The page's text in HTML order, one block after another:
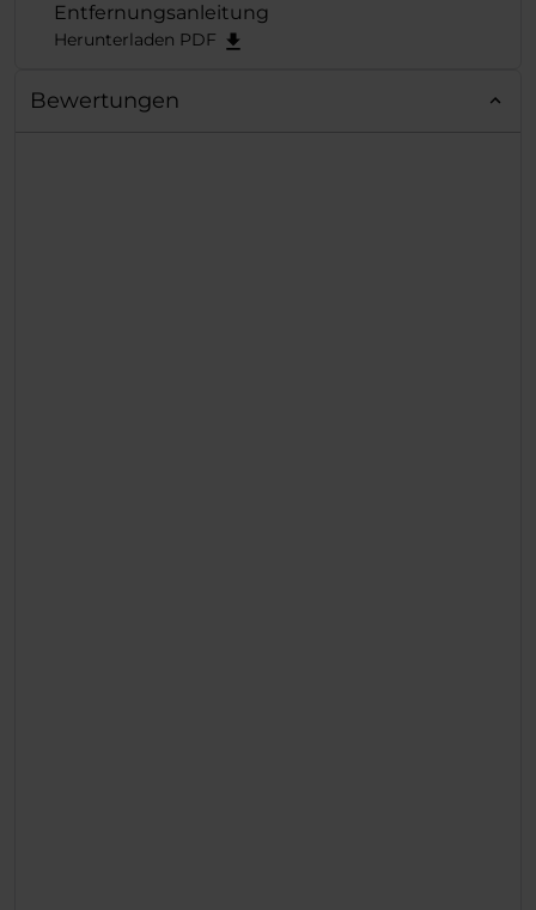
aufgesetzt.
Entfernungsanleitung
Herunterladen PDF
Bewertungen